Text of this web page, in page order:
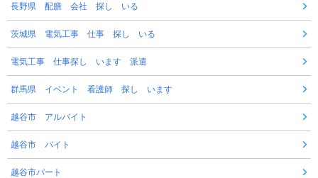
長野県 配膳 会社 探し いる
茨城県 電気工事 仕事 探し いる
電気工事 仕事探し います 派遣
群馬県 イベント 看護師 探し います
越谷市 アルバイト
越谷市 バイト
越谷市パート